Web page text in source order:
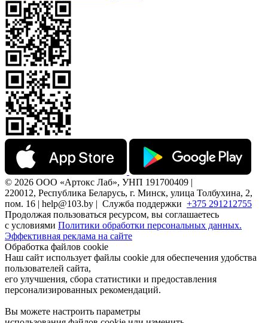
© 2026 ООО «Артокс Лаб», УНП 191700409 |
220012, Республика Беларусь, г. Минск, улица Толбухина, 2,
пом. 16 | help@103.by | Служба поддержки +375 291212755
Продолжая пользоваться ресурсом, вы соглашаетесь
с условиями Политики обработки персональных данных.
Эффективная реклама на сайте
Обработка файлов cookie
Наш сайт использует файлы cookie для обеспечения удобства
пользователей сайта,
его улучшения, сбора статистики и предоставления
персонализированных рекомендаций.
Вы можете настроить параметры